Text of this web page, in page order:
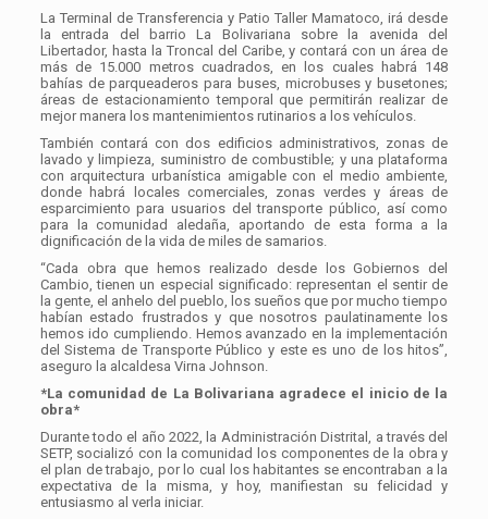
La Terminal de Transferencia y Patio Taller Mamatoco, irá desde
la entrada del barrio La Bolivariana sobre la avenida del
Libertador, hasta la Troncal del Caribe, y contará con un área de
más de 15.000 metros cuadrados, en los cuales habrá 148
bahías de parqueaderos para buses, microbuses y busetones;
áreas de estacionamiento temporal que permitirán realizar de
mejor manera los mantenimientos rutinarios a los vehículos.
También contará con dos edificios administrativos, zonas de
lavado y limpieza, suministro de combustible; y una plataforma
con arquitectura urbanística amigable con el medio ambiente,
donde habrá locales comerciales, zonas verdes y áreas de
esparcimiento para usuarios del transporte público, así como
para la comunidad aledaña, aportando de esta forma a la
dignificación de la vida de miles de samarios.
“Cada obra que hemos realizado desde los Gobiernos del
Cambio, tienen un especial significado: representan el sentir de
la gente, el anhelo del pueblo, los sueños que por mucho tiempo
habían estado frustrados y que nosotros paulatinamente los
hemos ido cumpliendo. Hemos avanzado en la implementación
del Sistema de Transporte Público y este es uno de los hitos”,
aseguro la alcaldesa Virna Johnson.
*La comunidad de La Bolivariana agradece el inicio de la
obra*
Durante todo el año 2022, la Administración Distrital, a través del
SETP, socializó con la comunidad los componentes de la obra y
el plan de trabajo, por lo cual los habitantes se encontraban a la
expectativa de la misma, y hoy, manifiestan su felicidad y
entusiasmo al verla iniciar.